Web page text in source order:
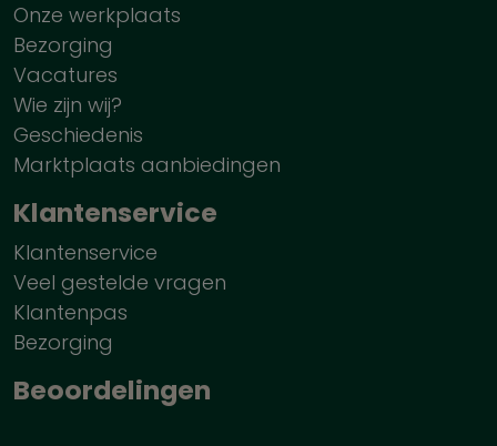
Onze werkplaats
Bezorging
Vacatures
Wie zijn wij?
Geschiedenis
Marktplaats aanbiedingen
Klantenservice
Klantenservice
Veel gestelde vragen
Klantenpas
Bezorging
Beoordelingen